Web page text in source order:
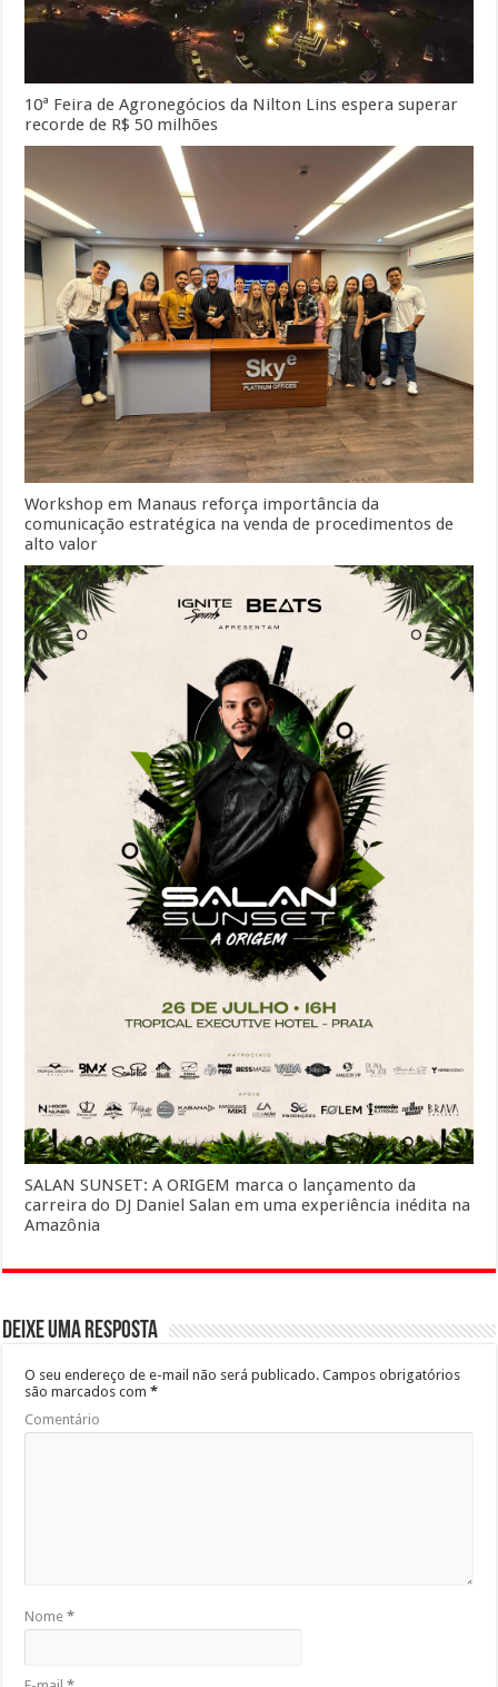
10ª Feira de Agronegócios da Nilton Lins espera superar
recorde de R$ 50 milhões
Workshop em Manaus reforça importância da
comunicação estratégica na venda de procedimentos de
alto valor
SALAN SUNSET: A ORIGEM marca o lançamento da
carreira do DJ Daniel Salan em uma experiência inédita na
Amazônia
Deixe uma resposta
O seu endereço de e-mail não será publicado. Campos obrigatórios
são marcados com*
Comentário
Nome*